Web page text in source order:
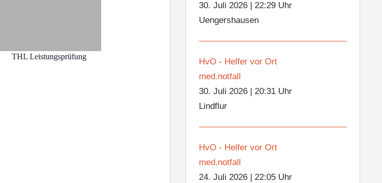
THL Leistungsprüfung
30. Juli 2026 |22:29 Uhr
Uengershausen
HvO - Helfer vor Ort
med.notfall
30. Juli 2026 |20:31 Uhr
Lindflur
HvO - Helfer vor Ort
med.notfall
24. Juli 2026 |22:05 Uhr